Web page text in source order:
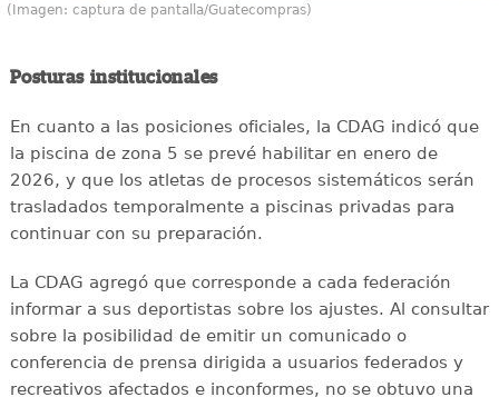
(Imagen: captura de pantalla/Guatecompras)
Posturas institucionales
En cuanto a las posiciones oficiales, la CDAG indicó que
la piscina de zona 5 se prevé habilitar en enero de
2026, y que los atletas de procesos sistemáticos serán
trasladados temporalmente a piscinas privadas para
continuar con su preparación.
La CDAG agregó que corresponde a cada federación
informar a sus deportistas sobre los ajustes. Al consultar
sobre la posibilidad de emitir un comunicado o
conferencia de prensa dirigida a usuarios federados y
recreativos afectados e inconformes, no se obtuvo una